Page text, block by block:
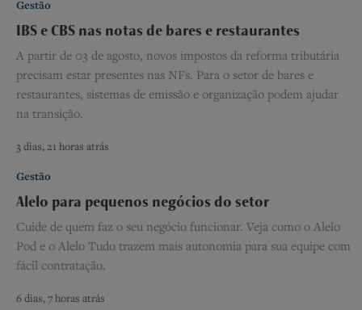
Gestão
IBS e CBS nas notas de bares e restaurantes
A partir de 03 de agosto, novos impostos da reforma tributária
precisam estar presentes nas NFs. Para o setor de bares e
restaurantes, sistemas de emissão e organização podem ajudar
na transição.
3 dias, 21 horas atrás
Gestão
Alelo para pequenos negócios do setor
Cuide de quem faz o seu negócio funcionar. Veja como o Alelo
Pod e o Alelo Tudo trazem mais autonomia para sua equipe com
fácil contratação.
6 dias, 7 horas atrás